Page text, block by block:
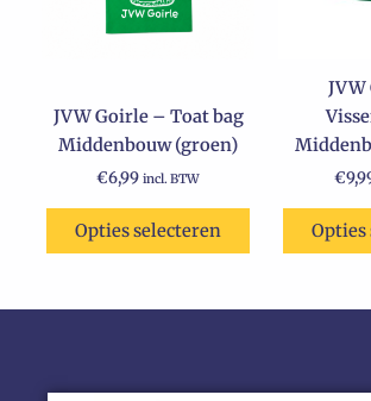
JVW Goirle – Toat bag
Middenbouw (groen)
€6,99 incl. BTW
Opties selecteren
€
Opties